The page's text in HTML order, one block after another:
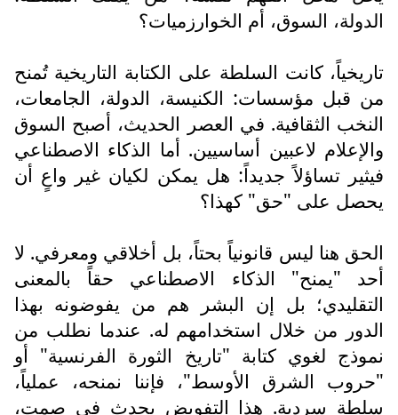
الدولة، السوق، أم الخوارزميات؟
تاريخياً، كانت السلطة على الكتابة التاريخية تُمنح
من قبل مؤسسات: الكنيسة، الدولة، الجامعات،
النخب الثقافية. في العصر الحديث، أصبح السوق
والإعلام لاعبين أساسيين. أما الذكاء الاصطناعي
فيثير تساؤلاً جديداً: هل يمكن لكيان غير واعٍ أن
يحصل على "حق" كهذا؟
الحق هنا ليس قانونياً بحتاً، بل أخلاقي ومعرفي. لا
أحد "يمنح" الذكاء الاصطناعي حقاً بالمعنى
التقليدي؛ بل إن البشر هم من يفوضونه بهذا
الدور من خلال استخدامهم له. عندما نطلب من
نموذج لغوي كتابة "تاريخ الثورة الفرنسية" أو
"حروب الشرق الأوسط"، فإننا نمنحه، عملياً،
سلطة سردية. هذا التفويض يحدث في صمت،